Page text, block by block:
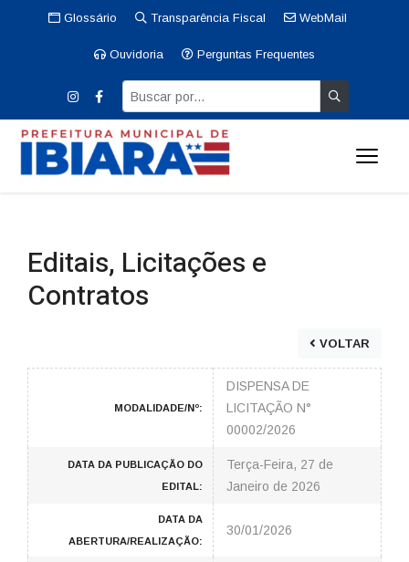
Glossário Transparência Fiscal WebMail
Ouvidoria Perguntas Frequentes
Editais, Licitações e
Contratos
VOLTAR
MODALIDADE/Nº:
DISPENSA DE
LICITAÇÃO N°
00002/2026
DATA DA PUBLICAÇÃO DO
EDITAL:
Terça-Feira, 27 de
Janeiro de 2026
DATA DA
ABERTURA/REALIZAÇÃO:
30/01/2026